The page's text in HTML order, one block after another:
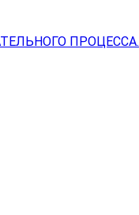
ПРОЦЕССА.